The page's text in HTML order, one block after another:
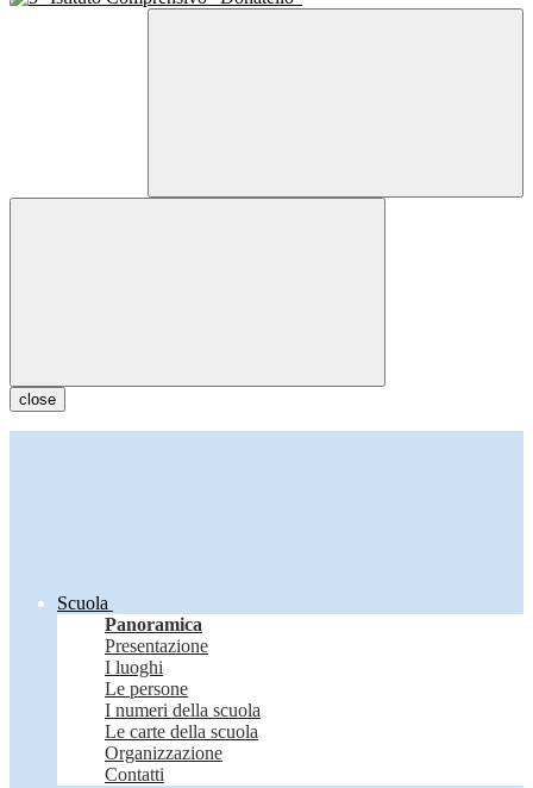
close
Scuola
Panoramica
Presentazione
I luoghi
Le persone
I numeri della scuola
Le carte della scuola
Organizzazione
Contatti